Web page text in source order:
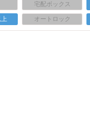
宅配ボックス
オートロック